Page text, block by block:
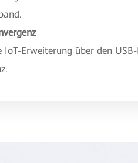
IoT-Erweiterung über den